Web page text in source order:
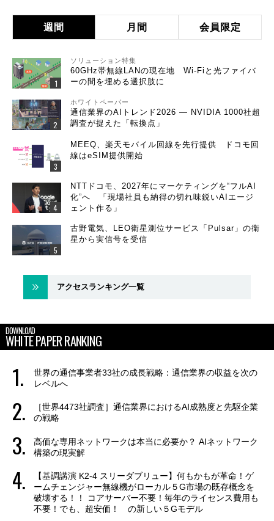
週間 月間 会員限定
ソリューション特集
60GHz帯無線LANの現在地 Wi-Fiと光ファイバ
ーの間を埋める選択肢に
ホワイトペーパー
通信業界のAIトレンド2026 ― NVIDIA 1000社超
調査が捉えた「転換点」
MEEQ、楽天モバイル回線を先行提供 ドコモ回
線はeSIM提供開始
NTTドコモ、2027年にマーケティングを“フルAI
化”へ 「現場社員も納得の切れ味鋭いAIエージ
ェント作る」
古野電気、LEO衛星測位サービス「Pulsar」の衛
星から実信号を受信
アクセスランキング一覧
DOWNLOAD
WHITE PAPER RANKING
世界の通信事業者33社の成長戦略：通信業界の収益を次の
レベルへ
［世界4473社調査］通信業界におけるAI成熟度と先駆企業
の戦略
高価な専用ネットワークは本当に必要か？ AIネットワーク
構築の現実解
【基調講演 K2-4 スリーダブリュー】何もかもが革命！ゲ
ームチェンジャー無線機がローカル５G市場の既存概念を
破壊する！！ コアサーバー不要！毎年のライセンス費用も
不要！でも、超安価！ の新しい５Gモデル